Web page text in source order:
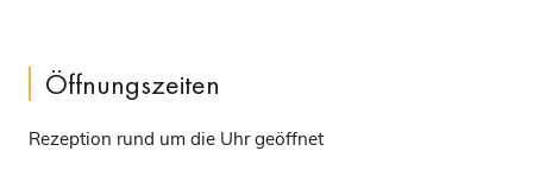
Öffnungszeiten
Rezeption rund um die Uhr geöffnet